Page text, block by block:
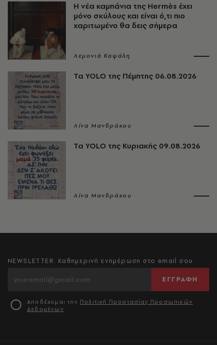
Η νέα καμπάνια της Hermès έχει
μόνο σκύλους και είναι ό,τι πιο
χαριτωμένο θα δεις σήμερα
Λεμονιά Καψάλη
Τα YOLO της Πέμπτης 06.08.2026
Λίνα Μανδράκου
Τα YOLO της Κυριακής 09.08.2026
Λίνα Μανδράκου
NEWSLETTER: Καθημερινή ενημέρωση στο email σου
ΕΓΓΡΑΦΗ
Αποδέχομαι την Πολιτική Προστασίας Προσωπικών
Δεδομένων